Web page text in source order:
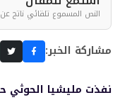
النص المسموع تلقائي ناتج
مشاركة الخبر:
نفذت مليشيا